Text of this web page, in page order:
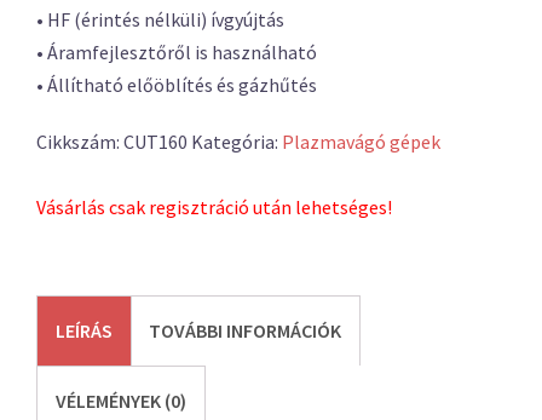
• HF (érintés nélküli) ívgyújtás
• Áramfejlesztőről is használható
• Állítható előöblítés és gázhűtés
Cikkszám: CUT160 Kategória: Plazmavágó gépek
Vásárlás csak regisztráció után lehetséges!
LEÍRÁS TOVÁBBI INFORMÁCIÓK
VÉLEMÉNYEK (0)